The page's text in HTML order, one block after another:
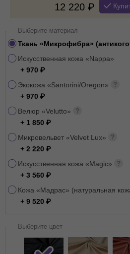
12 220
Выберите материал
Ткань «Микрофибра»
Искусственная кожа «Nappa»
+ 970
Экокожа «Santorini/Oregon»
+ 970
Велюр «Velutto»
+ 1 850
Микровельвет «Velvet Lux»
+ 2 220
Искусственная кожа «Magic»
+ 3 560
Кожа «Мадрас» (натуральная
+ 9 520
Выберите цвет